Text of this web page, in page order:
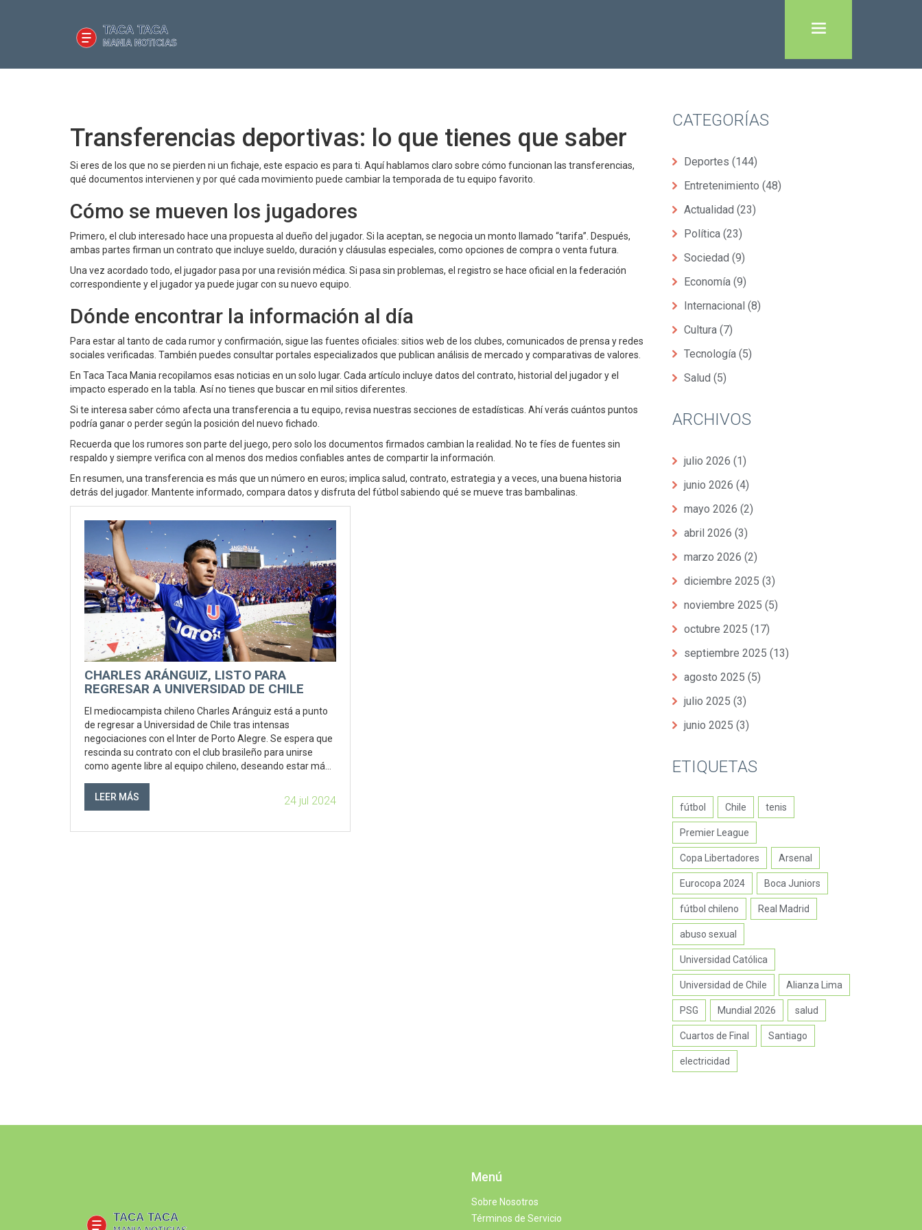
Transferencias deportivas: lo que tienes que saber
Si eres de los que no se pierden ni un fichaje, este espacio es para ti. Aquí hablamos claro sobre cómo funcionan las transferencias,
qué documentos intervienen y por qué cada movimiento puede cambiar la temporada de tu equipo favorito.
Cómo se mueven los jugadores
Primero, el club interesado hace una propuesta al dueño del jugador. Si la aceptan, se negocia un monto llamado “tarifa”. Después,
ambas partes firman un contrato que incluye sueldo, duración y cláusulas especiales, como opciones de compra o venta futura.
Una vez acordado todo, el jugador pasa por una revisión médica. Si pasa sin problemas, el registro se hace oficial en la federación
correspondiente y el jugador ya puede jugar con su nuevo equipo.
Dónde encontrar la información al día
Para estar al tanto de cada rumor y confirmación, sigue las fuentes oficiales: sitios web de los clubes, comunicados de prensa y redes
sociales verificadas. También puedes consultar portales especializados que publican análisis de mercado y comparativas de valores.
En Taca Taca Mania recopilamos esas noticias en un solo lugar. Cada artículo incluye datos del contrato, historial del jugador y el
impacto esperado en la tabla. Así no tienes que buscar en mil sitios diferentes.
Si te interesa saber cómo afecta una transferencia a tu equipo, revisa nuestras secciones de estadísticas. Ahí verás cuántos puntos
podría ganar o perder según la posición del nuevo fichado.
Recuerda que los rumores son parte del juego, pero solo los documentos firmados cambian la realidad. No te fíes de fuentes sin
respaldo y siempre verifica con al menos dos medios confiables antes de compartir la información.
En resumen, una transferencia es más que un número en euros; implica salud, contrato, estrategia y a veces, una buena historia
detrás del jugador. Mantente informado, compara datos y disfruta del fútbol sabiendo qué se mueve tras bambalinas.
CHARLES ARÁNGUIZ, LISTO PARA
REGRESAR A UNIVERSIDAD DE CHILE
El mediocampista chileno Charles Aránguiz está a punto
de regresar a Universidad de Chile tras intensas
negociaciones con el Inter de Porto Alegre. Se espera que
rescinda su contrato con el club brasileño para unirse
como agente libre al equipo chileno, deseando estar más
país natal.
LEER MÁS 24 jul 2024
CATEGORÍAS
Deportes (144)
Entretenimiento (48)
Actualidad (23)
Política (23)
Sociedad (9)
Economía (9)
Internacional (8)
Cultura (7)
Tecnología (5)
Salud (5)
ARCHIVOS
julio 2026 (1)
junio 2026 (4)
mayo 2026 (2)
abril 2026 (3)
marzo 2026 (2)
diciembre 2025 (3)
noviembre 2025 (5)
octubre 2025 (17)
septiembre 2025 (13)
agosto 2025 (5)
julio 2025 (3)
junio 2025 (3)
ETIQUETAS
fútbol Chile tenis
Premier League
Copa Libertadores Arsenal
Eurocopa 2024 Boca Juniors
fútbol chileno Real Madrid
abuso sexual
Universidad Católica
Universidad de Chile Alianza Lima
PSG Mundial 2026 salud
Cuartos de Final Santiago
electricidad
Menú
Sobre Nosotros
Términos de Servicio